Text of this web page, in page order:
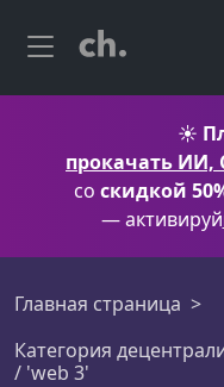
☀️
прокачать ИИ,
со скидкой
— активируй
Главная страница
Категория
/ 'web 3'